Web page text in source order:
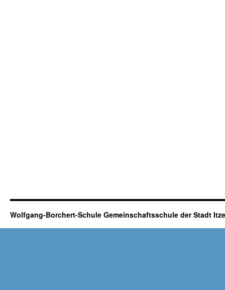
Wolfgang-Borchert-Schule Gemeinschaftsschule der Stadt